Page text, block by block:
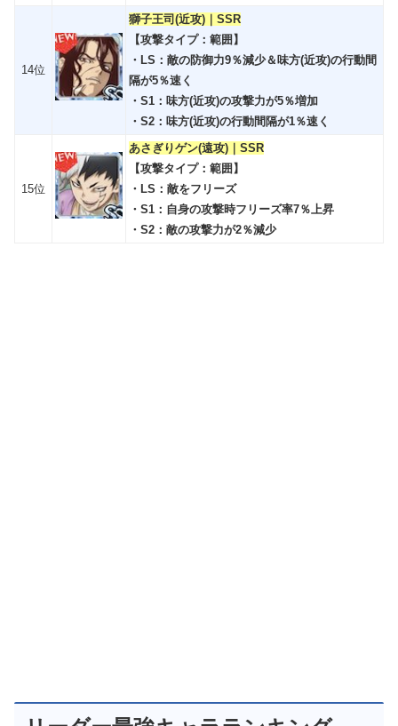
14位
獅子王司(近攻)｜SSR
【攻撃タイプ：範囲】
・LS：敵の防御力9％減少＆味方(近攻)の行動間
隔が5％速く
・S1：味方(近攻)の攻撃力が5％増加
・S2：味方(近攻)の行動間隔が1％速く
15位
あさぎりゲン(遠攻)｜SSR
【攻撃タイプ：範囲】
・LS：敵をフリーズ
・S1：自身の攻撃時フリーズ率7％上昇
・S2：敵の攻撃力が2％減少